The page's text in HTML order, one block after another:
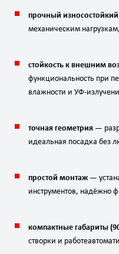
прочный износостойкий
механическим нагрузкам,
стойкость к внешним
функциональность при
влажности и
точная геометрия —
идеальная посадка без
простой монтаж —
инструментов, надёжно
компактные габариты (
створки и работе